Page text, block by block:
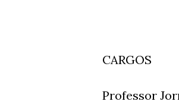
CARGOS
Professor